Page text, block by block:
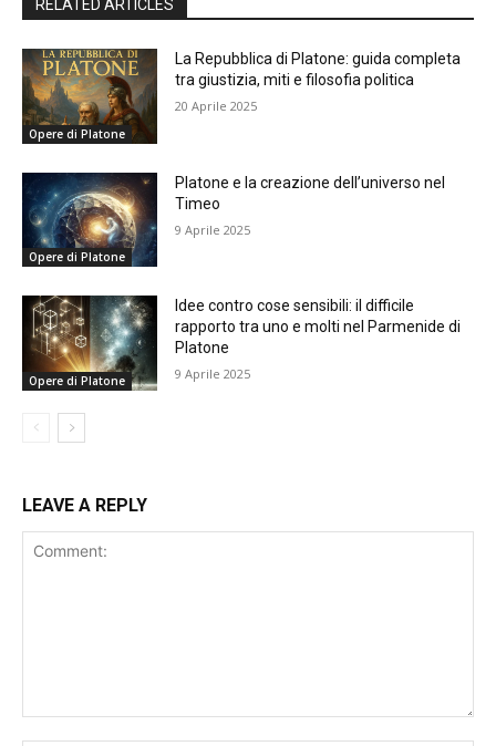
RELATED ARTICLES
Opere di Platone
La Repubblica di Platone: guida completa
tra giustizia, miti e filosofia politica
20 Aprile 2025
Opere di Platone
Platone e la creazione dell’universo nel
Timeo
9 Aprile 2025
Opere di Platone
Idee contro cose sensibili: il difficile
rapporto tra uno e molti nel Parmenide di
Platone
9 Aprile 2025
LEAVE A REPLY